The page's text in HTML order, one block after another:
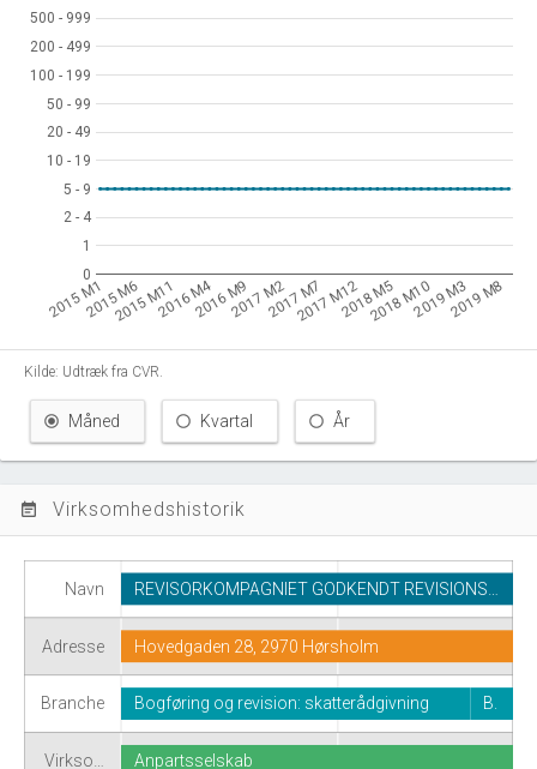
2015 M12015 M62015 M112016 M42016 M92017 M22017 M72017 M122018 M52018 M102019 M32019 M8
0
0
11
2 - 4
2 - 4
5 - 9
5 - 9
10 - 19
10 - 19
20 - 49
20 - 49
50 - 99
50 - 99
100 - 199
100 - 199
200 - 499
200 - 499
500 - 999
500 - 999
Kilde: Udtræk fra CVR.
Måned Kvartal År
event_note Virksomhedshistorik
Navn
Adresse
Branche
Virkso…
REVISORKOMPAGNIET GODKENDT REVISIONS…
Hovedgaden 28, 2970 Hørsholm
Bogføring og revision: skatterådgivning B.
Anpartsselskab